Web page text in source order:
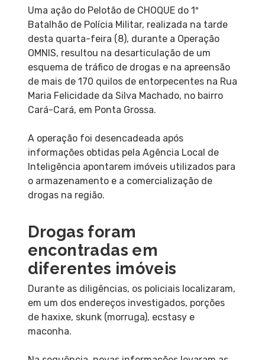
Uma ação do Pelotão de CHOQUE do 1º
Batalhão de Polícia Militar, realizada na tarde
desta quarta-feira (8), durante a Operação
OMNIS, resultou na desarticulação de um
esquema de tráfico de drogas e na apreensão
de mais de 170 quilos de entorpecentes na Rua
Maria Felicidade da Silva Machado, no bairro
Cará-Cará, em Ponta Grossa.
A operação foi desencadeada após
informações obtidas pela Agência Local de
Inteligência apontarem imóveis utilizados para
o armazenamento e a comercialização de
drogas na região.
Drogas foram
encontradas em
diferentes imóveis
Durante as diligências, os policiais localizaram,
em um dos endereços investigados, porções
de haxixe, skunk (morruga), ecstasy e
maconha.